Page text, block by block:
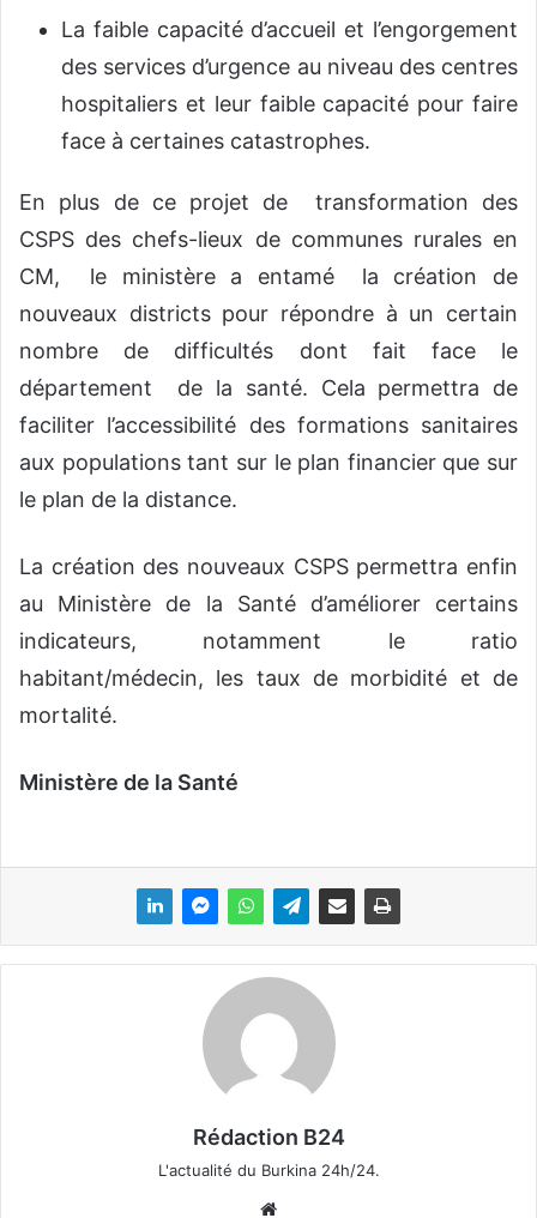
La faible capacité d’accueil et l’engorgement
des services d’urgence au niveau des centres
hospitaliers et leur faible capacité pour faire
face à certaines catastrophes.
En plus de ce projet de transformation des
CSPS des chefs-lieux de communes rurales en
CM, le ministère a entamé
la création de
nouveaux districts pour répondre à un certain
nombre de difficultés dont fait face le
département de la santé. Cela permettra de
faciliter l’accessibilité des formations sanitaires
aux populations tant sur le plan financier que sur
le plan de la distance.
La création des nouveaux CSPS permettra enfin
au Ministère de la Santé d’améliorer certains
indicateurs, notamment le ratio
habitant/médecin, les taux de morbidité et de
mortalité.
Ministère de la Santé
Rédaction B24
L'actualité du Burkina 24h/24.